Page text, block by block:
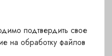
подтвердить свое
на обработку файлов